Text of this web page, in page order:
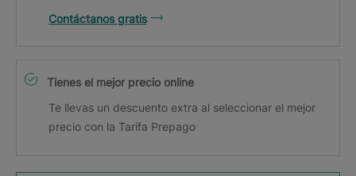
Contáctanos gratis
Tienes el mejor precio online
Te llevas un descuento extra al seleccionar el mejor
precio con la Tarifa Prepago